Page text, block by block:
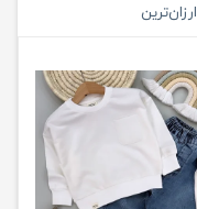
ارزان‌ترین